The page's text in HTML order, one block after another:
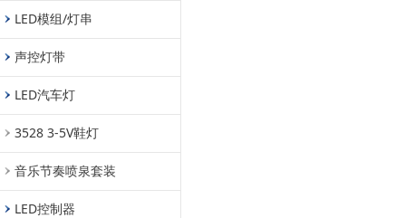
LED模组/灯串
声控灯带
LED汽车灯
3528 3-5V鞋灯
音乐节奏喷泉套装
LED控制器